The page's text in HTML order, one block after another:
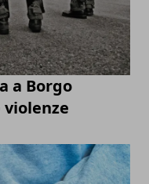
a Borgo
violenze